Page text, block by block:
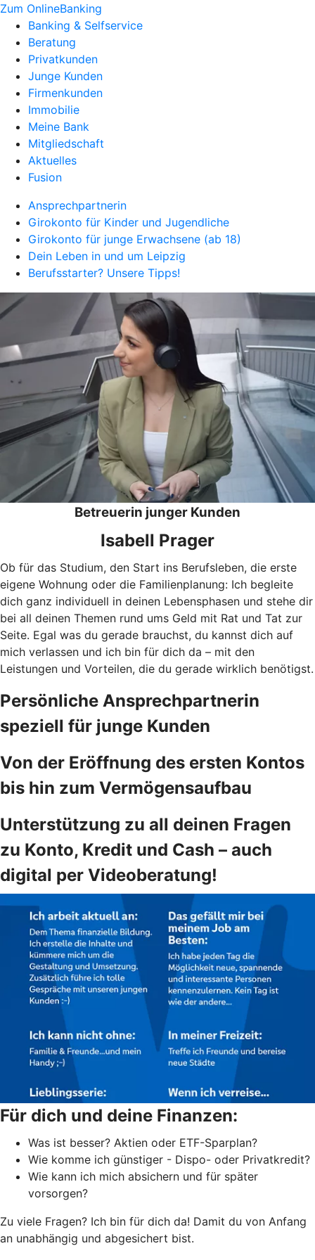
Zum OnlineBanking
Banking & Selfservice
Beratung
Privatkunden
Junge Kunden
Firmenkunden
Immobilie
Meine Bank
Mitgliedschaft
Aktuelles
Fusion
Ansprechpartnerin
Girokonto für Kinder und Jugendliche
Girokonto für junge Erwachsene (ab 18)
Dein Leben in und um Leipzig
Berufsstarter? Unsere Tipps!
Betreuerin junger Kunden
Isabell Prager
Ob für das Studium, den Start ins Berufsleben, die erste
eigene Wohnung oder die Familienplanung: Ich begleite
dich ganz individuell in deinen Lebensphasen und stehe dir
bei all deinen Themen rund ums Geld mit Rat und Tat zur
Seite. Egal was du gerade brauchst, du kannst dich auf
mich verlassen und ich bin für dich da – mit den
Leistungen und Vorteilen, die du gerade wirklich benötigst.
Persönliche Ansprechpartnerin
speziell für junge Kunden
Von der Eröffnung des ersten Kontos
bis hin zum Vermögensaufbau
Unterstützung zu all deinen Fragen
zu Konto, Kredit und Cash – auch
digital per Videoberatung!
Für dich und deine Finanzen:
Was ist besser? Aktien oder ETF-Sparplan?
Wie komme ich günstiger - Dispo- oder Privatkredit?
Wie kann ich mich absichern und für später
vorsorgen?
Zu viele Fragen? Ich bin für dich da! Damit du von Anfang
an unabhängig und abgesichert bist.